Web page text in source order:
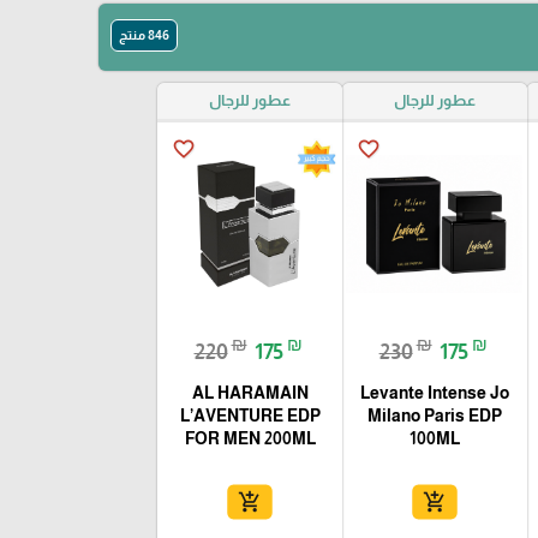
846 منتج
عطور للرجال
favorite_border
230₪ 175 ₪
Levante Intense Jo
Milano Paris EDP
100ML
add_shopping_cart
عطور للرجال
favorite_border
220₪ 175 ₪
AL HARAMAIN
L’AVENTURE EDP
FOR MEN 200ML
add_shopping_cart